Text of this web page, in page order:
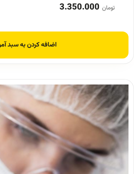
تومان 3.350.000
اضافه کردن به سبد